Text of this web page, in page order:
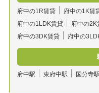
府中の1R賃貸 府中の1K賃
府中の1LDK賃貸
府中の2K
府中の3DK賃貸
府中の
府中駅 東府中駅 国分寺駅